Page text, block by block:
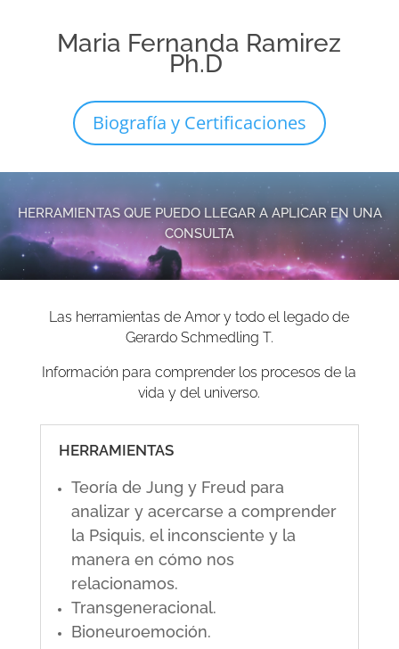
Maria Fernanda Ramirez
Ph.D
Biografía y Certificaciones
HERRAMIENTAS QUE PUEDO LLEGAR A APLICAR EN UNA
CONSULTA
Las herramientas de Amor y todo el legado de
Gerardo Schmedling T.
Información para comprender los procesos de la
vida y del universo.
HERRAMIENTAS
Teoría de Jung y Freud para
analizar y acercarse a comprender
la Psiquis, el inconsciente y la
manera en cómo nos
relacionamos.
Transgeneracional.
Bioneuroemoción.